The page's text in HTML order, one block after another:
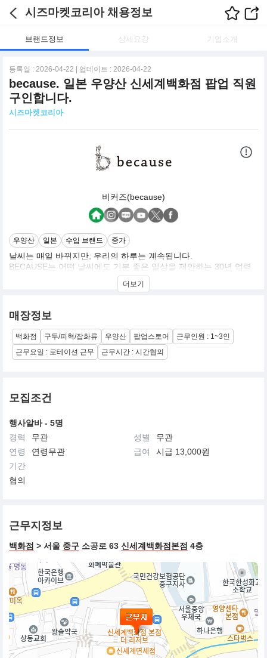
시즈마켓코리아 채용정보
브랜드정보 상세요강 기업소개
등록일 : 2026-04-22 | 업데이트 : 2026-04-22
because. 일본 우양산 신세계백화점 팝업 직원
구인합니다.
시즈마켓코리아
비커즈(because)
우양산 일본 수입 브랜드 중가
날씨는 매일 바뀌지만, 우리의 하루는 계속됩니다.
BECAUSE는 어떤 날씨에도 기분 좋은 일상을 제안하는 30년 업력
의 일본 웨더웨어 브랜드입니다.
단순히 막아내는 것이 아니라, 그 순간마저 즐길 수 있도록 디자인합
니다.
일본 특유의 섬세한 감각과 실용성을 바탕으로
가볍고 편안한 사용감, 그리고 일상에 자연스럽게 녹아드는 디자인
스타일의 일부이자 하루의 분위기를 바꾸는 아이템으로.
BECAUSE.
더보기
매장정보
백화점 구두/피혁/잡화류 우양산 팝업스토어
근무인원 : 1~3인
근무요일 : 로테이션 근무
근무시간 : 시간협의
모집조건
행사알바 - 5명
경력
무관 성별
무관
연령
연령무관 급여
시급 13,000원
기간
협의
근무지정보
백화점 > 서울 중구 소공로 63 신세계백화점본점 4층